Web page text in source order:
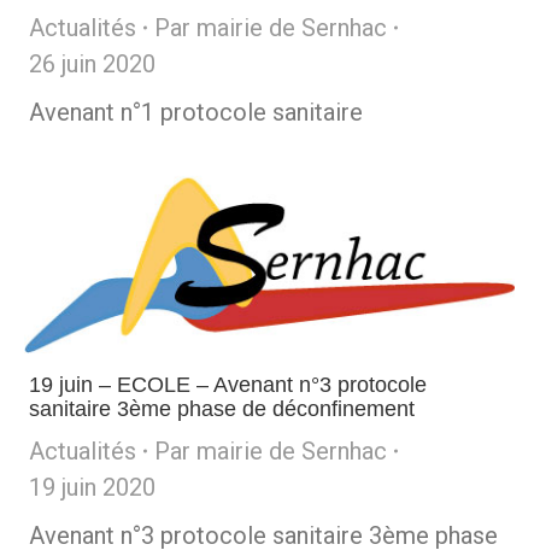
Actualités Par mairie de Sernhac
26 juin 2020
Avenant n°1 protocole sanitaire
19 juin – ECOLE – Avenant n°3 protocole
sanitaire 3ème phase de déconfinement
Actualités Par mairie de Sernhac
19 juin 2020
Avenant n°3 protocole sanitaire 3ème phase